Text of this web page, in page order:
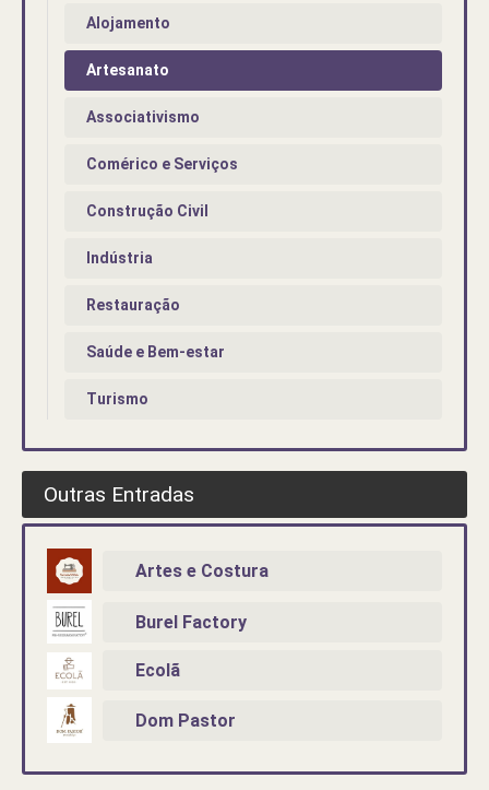
Alojamento
Artesanato
Associativismo
Comérico e Serviços
Construção Civil
Indústria
Restauração
Saúde e Bem-estar
Turismo
Outras Entradas
Artes e Costura
Burel Factory
Ecolã
Dom Pastor